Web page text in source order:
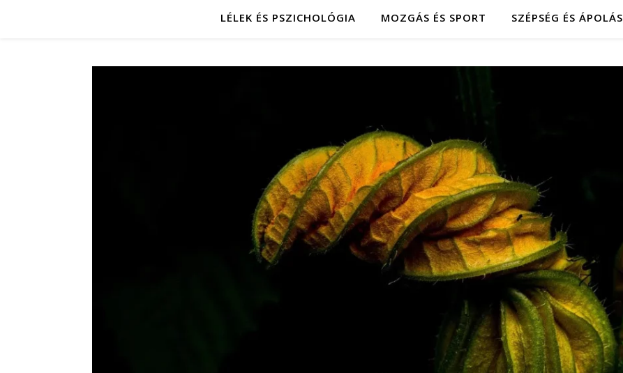
LÉLEK ÉS PSZICHOLÓGIA MOZGÁS ÉS SPORT SZÉPSÉG ÉS ÁPOLÁS